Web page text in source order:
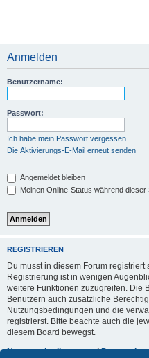
Anmelden
Benutzername:
Passwort:
Ich habe mein Passwort vergessen
Die Aktivierungs-E-Mail erneut senden
Angemeldet bleiben
Meinen Online-Status während
REGISTRIEREN
Du musst in diesem Forum
Registrierung ist in wenigen
weitere Funktionen zuzugreifen. Die
Benutzern auch zusätzliche
Nutzungsbedingungen und die
registrierst. Bitte beachte auch die
diesem Board bewegst.
Nutzungsbedingungen|